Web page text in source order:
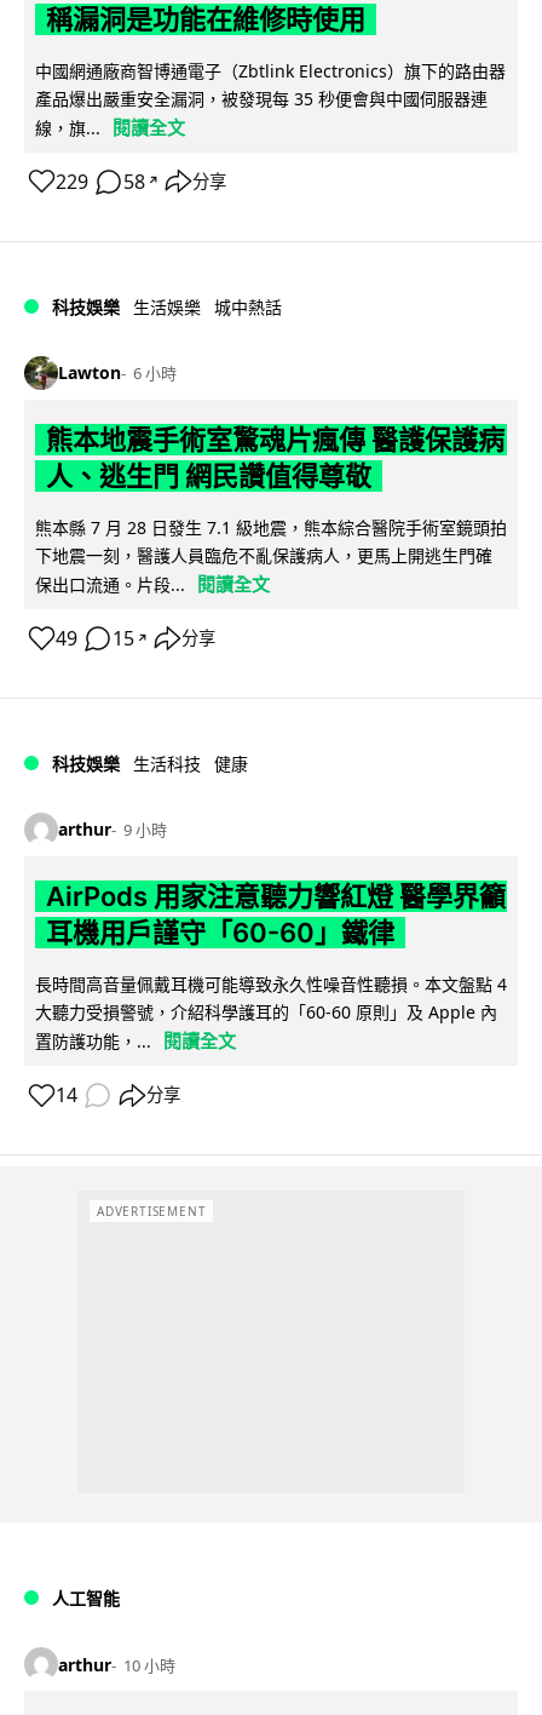
稱漏洞是功能在維修時使用
中國網通廠商智博通電子（Zbtlink Electronics）旗下的路由器
產品爆出嚴重安全漏洞，被發現每 35 秒便會與中國伺服器連
線，旗...
閱讀全文
229 58 ↗ 分享
科技娛樂 生活娛樂 城中熱話
Lawton 6 小時
熊本地震手術室驚魂片瘋傳 醫護保護病
人、逃生門 網民讚值得尊敬
熊本縣 7 月 28 日發生 7.1 級地震，熊本綜合醫院手術室鏡頭拍
下地震一刻，醫護人員臨危不亂保護病人，更馬上開逃生門確
保出口流通。片段...
閱讀全文
49 15 ↗ 分享
科技娛樂 生活科技 健康
arthur 9 小時
AirPods 用家注意聽力響紅燈 醫學界籲
耳機用戶謹守「60-60」鐵律
長時間高音量佩戴耳機可能導致永久性噪音性聽損。本文盤點 4
大聽力受損警號，介紹科學護耳的「60-60 原則」及 Apple 內
置防護功能，...
閱讀全文
14 分享
ADVERTISEMENT
人工智能
arthur 10 小時